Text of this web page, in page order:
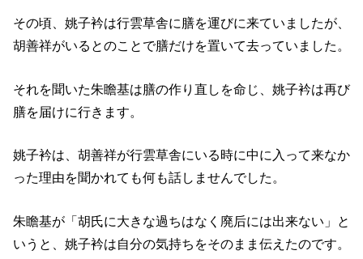
その頃、姚子衿は行雲草舎に膳を運びに来ていましたが、
胡善祥がいるとのことで膳だけを置いて去っていました。
それを聞いた朱瞻基は膳の作り直しを命じ、姚子衿は再び
膳を届けに行きます。
姚子衿は、胡善祥が行雲草舎にいる時に中に入って来なか
った理由を聞かれても何も話しませんでした。
朱瞻基が「胡氏に大きな過ちはなく廃后には出来ない」と
いうと、姚子衿は自分の気持ちをそのまま伝えたのです。